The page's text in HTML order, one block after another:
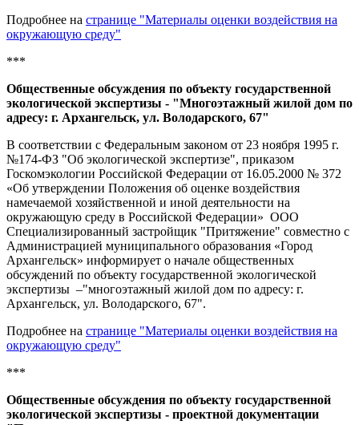
Подробнее на странице "Материалы оценки воздействия на
окружающую среду"
***
Общественные обсуждения по объекту государственной
экологической экспертизы - "Многоэтажный жилой дом по
адресу: г. Архангельск, ул. Володарского, 67"
В соответствии с Федеральным законом от 23 ноября 1995 г.
№174-ФЗ "Об экологической экспертизе", приказом
Госкомэкологии Российской Федерации от 16.05.2000 № 372
«Об утверждении Положения об оценке воздействия
намечаемой хозяйственной и иной деятельности на
окружающую среду в Российской Федерации» ООО
Специализированный застройщик "Притяжение" совместно с
Администрацией муниципального образования «Город
Архангельск» информирует о начале общественных
обсуждений по объекту государственной экологической
экспертизы –"многоэтажный жилой дом по адресу: г.
Архангельск, ул. Володарского, 67".
Подробнее на странице "Материалы оценки воздействия на
окружающую среду"
***
Общественные обсуждения по объекту государственной
экологической экспертизы - проектной документации